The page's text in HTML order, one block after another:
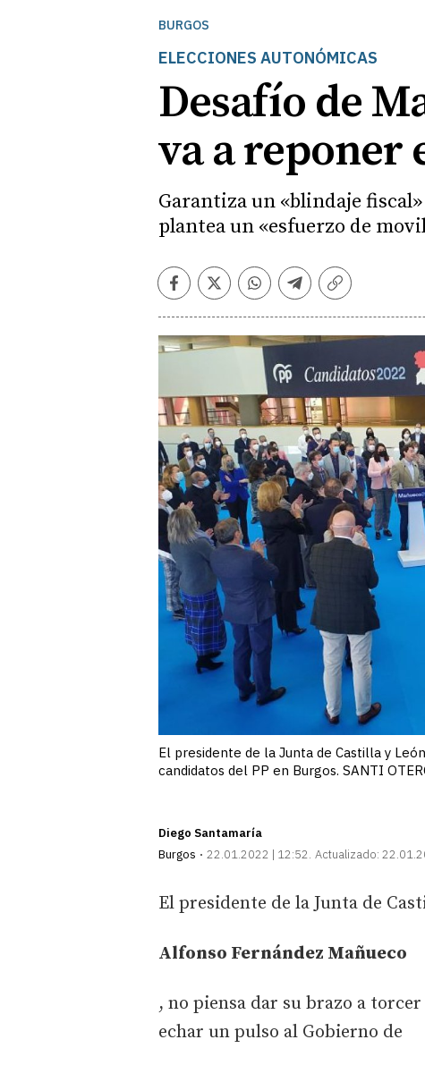
BURGOS
ELECCIONES AUTONÓMICAS
Desafío de
va a reponer
Garantiza un «blindaje
plantea un «esfuerzo de
Facebook
TwitterWhatsapp
Telegram
Copiar
El presidente de la Junta de Castilla y
candidatos del PP en Burgos. SANTI
Diego Santamaría
Burgos
22.01.2022 | 12:52 Actualizado:
El presidente de la Junta de
Alfonso Fernández Mañueco
, no piensa dar su brazo a
echar un pulso al Gobierno de